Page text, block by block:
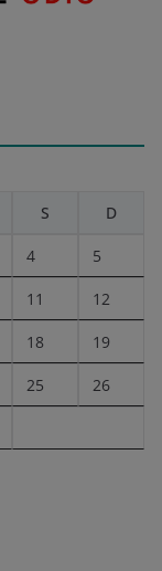
S D
4 5
11 12
18 19
25 26